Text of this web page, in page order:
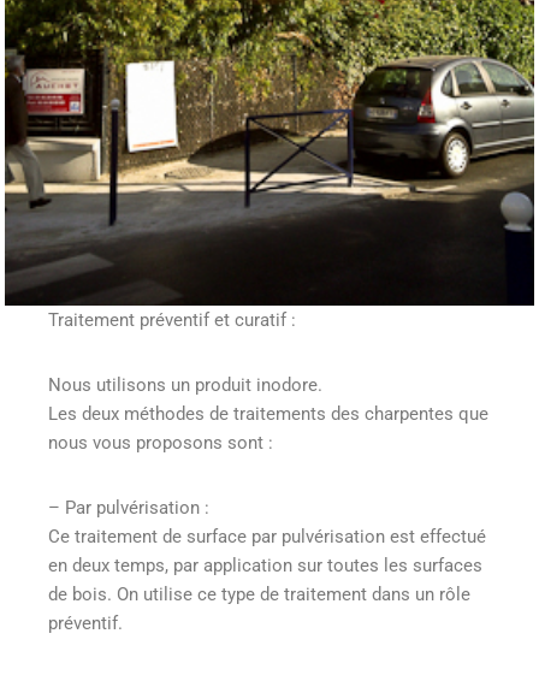
Traitement préventif et curatif :
Nous utilisons un produit inodore.
Les deux méthodes de traitements des charpentes que
nous vous proposons sont :
– Par pulvérisation :
Ce traitement de surface par pulvérisation est effectué
en deux temps, par application sur toutes les surfaces
de bois. On utilise ce type de traitement dans un rôle
préventif.